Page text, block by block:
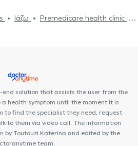
Ιάζω
Premedicare health clinic
solution that assists the user from the
a health symptom until the moment it is
to find the specialist they need, request
to them via video call. The information
by Toutouzi Katerina and edited by the
team.